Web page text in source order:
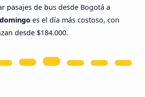
pasajes de bus desde Bogotá a
domingo es el día más costoso, con
desde $184.000.